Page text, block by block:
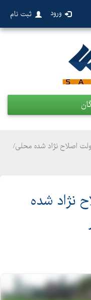
ورود ثبت نام
اصلاح نژاد شده محلی/
نژاد شده